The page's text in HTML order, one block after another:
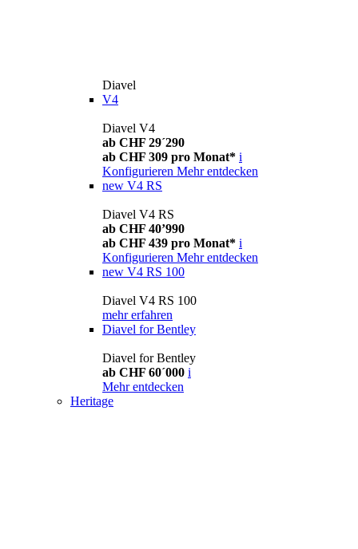
Diavel
V4
Diavel V4
ab CHF 29´290
ab CHF 309 pro Monat* i
Konfigurieren Mehr entdecken
new V4 RS
Diavel V4 RS
ab CHF 40’990
ab CHF 439 pro Monat* i
Konfigurieren Mehr entdecken
new V4 RS 100
Diavel V4 RS 100
mehr erfahren
Diavel for Bentley
Diavel for Bentley
ab CHF 60´000 i
Mehr entdecken
Heritage